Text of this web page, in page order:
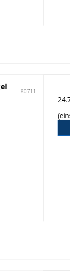
80711